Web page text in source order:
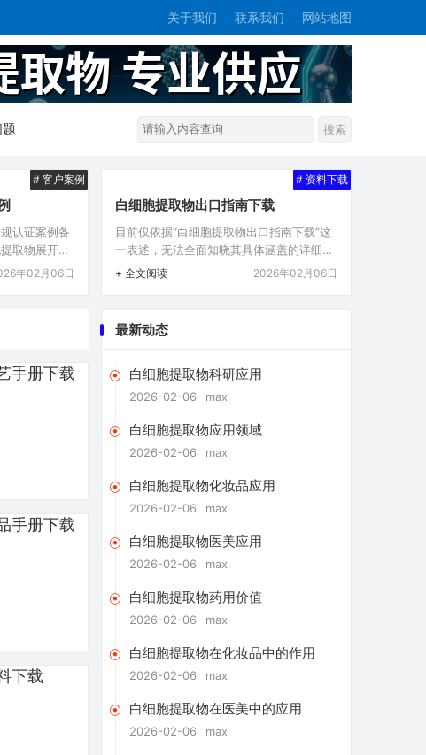
关于我们 联系我们 网站地图
# 客户案例
认证案例备
取物展开，
环节，历经
的价值而备
年02月06日
# 资料下载
白细胞提取物出口指南下载
目前仅依据“白细胞提取物出口指南下载”这
一表述，无法全面知晓其具体涵盖的详细内
容，若要生成准确摘要，需进一步明确关于
的监管要求、下载渠道及相关注意事项等具
体情况，仅从现有文字难以深入概括其具体
来越多的企业涉足进出口业务，而对于从事
白细胞提取物相关业务的企业来说，了解并
+ 全文阅读 2026年02月06日
最新动态
白细胞提取物科研应用
2026-02-06 max
白细胞提取物应用领域
2026-02-06 max
白细胞提取物化妆品应用
2026-02-06 max
白细胞提取物医美应用
2026-02-06 max
白细胞提取物药用价值
2026-02-06 max
白细胞提取物在化妆品中的作用
2026-02-06 max
白细胞提取物在医美中的应用
2026-02-06 max